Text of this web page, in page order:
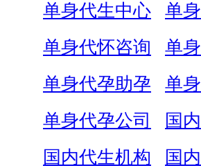
单身代生中心
单
单身代怀咨询
单
单身代孕助孕
单
单身代孕公司
国
国内代生机构
国